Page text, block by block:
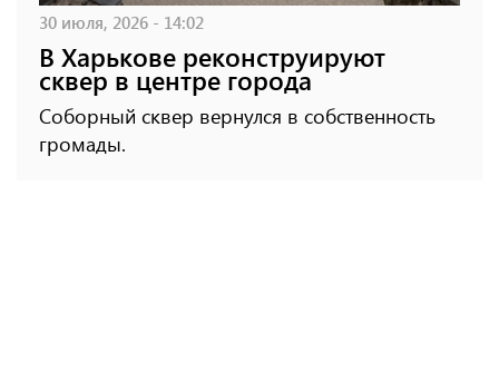
30 июля, 2026 - 14:02
В Харькове реконструируют
сквер в центре города
Соборный сквер вернулся в собственность
громады.